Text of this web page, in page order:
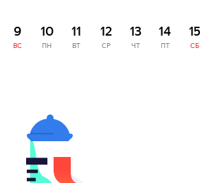
9
ВС
10
ПН
11
ВТ
12
СР
13
ЧТ
14
ПТ
15
СБ